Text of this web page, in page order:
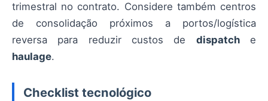
trimestral no contrato. Considere também centros
de consolidação próximos a portos/logística
reversa para reduzir custos de dispatche
haulage.
Checklist tecnológico